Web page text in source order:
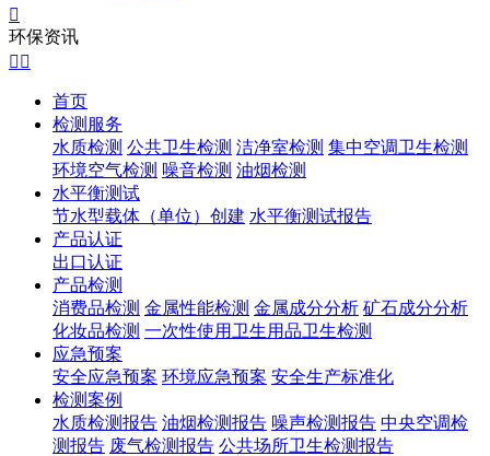

环保资讯
 
首页
检测服务
水质检测 公共卫生检测 洁净室检测 集中空调卫生检测
环境空气检测 噪音检测 油烟检测
水平衡测试
节水型载体（单位）创建 水平衡测试报告
产品认证
出口认证
产品检测
消费品检测 金属性能检测 金属成分分析 矿石成分分析
化妆品检测 一次性使用卫生用品卫生检测
应急预案
安全应急预案 环境应急预案 安全生产标准化
检测案例
水质检测报告 油烟检测报告 噪声检测报告 中央空调检
测报告 废气检测报告 公共场所卫生检测报告